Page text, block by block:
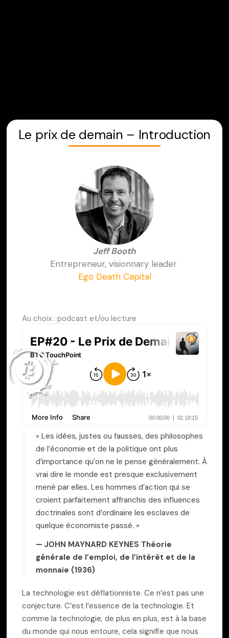
Le prix de demain – Introduction
Jeff Booth
Entrepreneur, visionnary leader
Ego Death Capital
Au choix : podcast et/ou lecture
« Les idées, justes ou fausses, des philosophes
de l’économie et de la politique ont plus
d’importance qu’on ne le pense généralement. À
vrai dire le monde est presque exclusivement
mené par elles. Les hommes d’action qui se
croient parfaitement affranchis des influences
doctrinales sont d’ordinaire les esclaves de
quelque économiste passé. »
— JOHN MAYNARD KEYNES Théorie
générale de l’emploi, de l’intérêt et de la
monnaie (1936)
La technologie est déflationniste. Ce n’est pas une
conjecture. C’est l’essence de la technologie. Et
comme la technologie, de plus en plus, est à la base
du monde qui nous entoure, cela signifie que nous